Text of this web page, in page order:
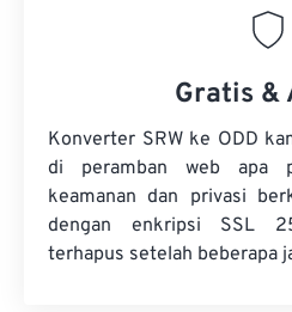
Gratis &
Konverter SRW ke ODD
di peramban web apa
keamanan dan privasi
dengan enkripsi SSL
terhapus setelah beberapa